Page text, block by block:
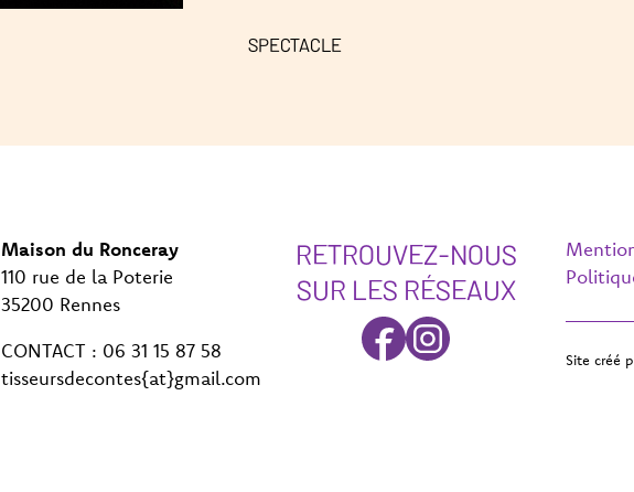
SPECTACLE
Maison du Ronceray
110 rue de la Poterie
35200 Rennes
CONTACT : 06 31 15 87 58
tisseursdecontes{at}gmail.com
RETROUVEZ-NOUS
SUR LES RÉSEAUX
Site créé